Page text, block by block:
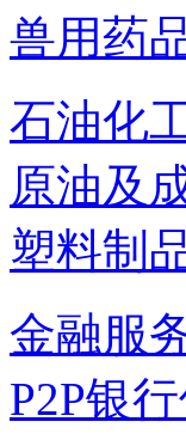
兽用药
石油化
原油及
塑料制
金融服
P2P银行